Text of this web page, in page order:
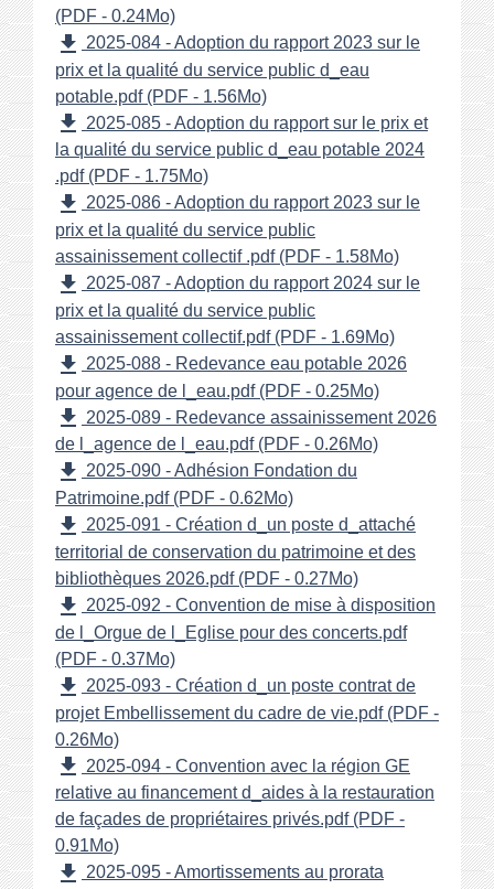
(PDF - 0.24Mo)
file_download 2025-084 - Adoption du rapport 2023 sur le
prix et la qualité du service public d_eau
potable.pdf (PDF - 1.56Mo)
file_download 2025-085 - Adoption du rapport sur le prix et
la qualité du service public d_eau potable 2024
.pdf (PDF - 1.75Mo)
file_download 2025-086 - Adoption du rapport 2023 sur le
prix et la qualité du service public
assainissement collectif .pdf (PDF - 1.58Mo)
file_download 2025-087 - Adoption du rapport 2024 sur le
prix et la qualité du service public
assainissement collectif.pdf (PDF - 1.69Mo)
file_download 2025-088 - Redevance eau potable 2026
pour agence de l_eau.pdf (PDF - 0.25Mo)
file_download 2025-089 - Redevance assainissement 2026
de l_agence de l_eau.pdf (PDF - 0.26Mo)
file_download 2025-090 - Adhésion Fondation du
Patrimoine.pdf (PDF - 0.62Mo)
file_download 2025-091 - Création d_un poste d_attaché
territorial de conservation du patrimoine et des
bibliothèques 2026.pdf (PDF - 0.27Mo)
file_download 2025-092 - Convention de mise à disposition
de l_Orgue de l_Eglise pour des concerts.pdf
(PDF - 0.37Mo)
file_download 2025-093 - Création d_un poste contrat de
projet Embellissement du cadre de vie.pdf (PDF -
0.26Mo)
file_download 2025-094 - Convention avec la région GE
relative au financement d_aides à la restauration
de façades de propriétaires privés.pdf (PDF -
0.91Mo)
file_download 2025-095 - Amortissements au prorata